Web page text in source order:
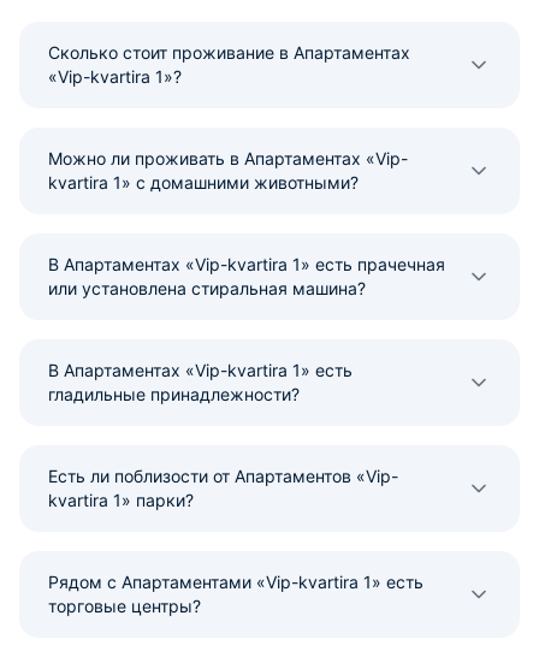
Сколько стоит проживание в Апартаментах
«Vip-kvartira 1»?
Можно ли проживать в Апартаментах «Vip-
kvartira 1» с домашними животными?
В Апартаментах «Vip-kvartira 1» есть прачечная
или установлена стиральная машина?
В Апартаментах «Vip-kvartira 1» есть
гладильные принадлежности?
Есть ли поблизости от Апартаментов «Vip-
kvartira 1» парки?
Рядом с Апартаментами «Vip-kvartira 1» есть
торговые центры?